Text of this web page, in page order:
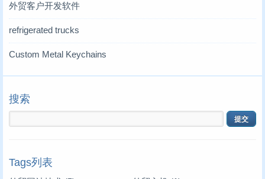
外贸客户开发软件
refrigerated trucks
Custom Metal Keychains
搜索
Tags列表